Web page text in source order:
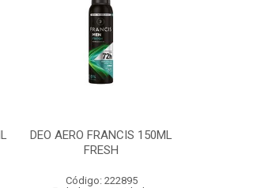
DEO AERO FRANCIS 150ML
FRESH
Código: 222895